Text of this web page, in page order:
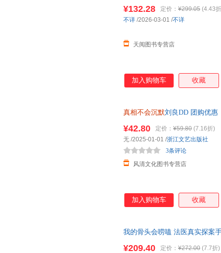
¥132.28 定价： ¥299.05 (4.43
天阅图书专营店
不详 /2026-03-01 /不详
加入购物车 收藏
真相不会沉默刘良DD 团购优惠
¥42.80 定价： ¥59.80 (7.16折)
风清文化图书专营店
3条评论
无 /2025-01-01 /浙江文艺出版社
加入购物车 收藏
我的骨头会唠嗑 法医真实探案
¥209.40 定价： ¥272.00 (7.7折)